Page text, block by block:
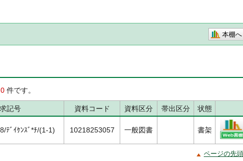
本棚へ
0 件です。
記号 資料コード 資料区分 帯出区分 状態
ﾃﾞｲｹﾝｽﾞ*ﾁ/(1-1) 10218253057 一般図書 書架
ページの先